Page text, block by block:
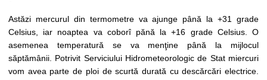
Astăzi mercurul din termometre va ajunge până la +31 grade
Celsius, iar noaptea va coborî pănă la +16 grade Celsius. O
asemenea temperatură se va menţine până la mijlocul
săptămânii. Potrivit Serviciului Hidrometeorologic de Stat miercuri
vom avea parte de ploi de scurtă durată cu descărcări electrice.